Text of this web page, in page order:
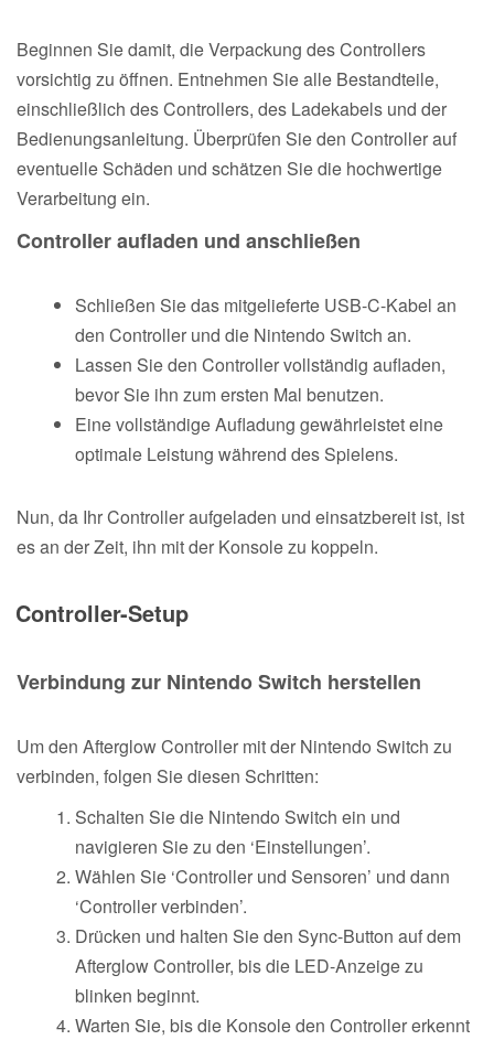
Beginnen Sie damit, die Verpackung des Controllers
vorsichtig zu öffnen. Entnehmen Sie alle Bestandteile,
einschließlich des Controllers, des Ladekabels und der
Bedienungsanleitung. Überprüfen Sie den Controller auf
eventuelle Schäden und schätzen Sie die hochwertige
Verarbeitung ein.
Controller aufladen und anschließen
Schließen Sie das mitgelieferte USB-C-Kabel an
den Controller und die Nintendo Switch an.
Lassen Sie den Controller vollständig aufladen,
bevor Sie ihn zum ersten Mal benutzen.
Eine vollständige Aufladung gewährleistet eine
optimale Leistung während des Spielens.
Nun, da Ihr Controller aufgeladen und einsatzbereit ist, ist
es an der Zeit, ihn mit der Konsole zu koppeln.
Controller-Setup
Verbindung zur Nintendo Switch herstellen
Um den Afterglow Controller mit der Nintendo Switch zu
verbinden, folgen Sie diesen Schritten:
Schalten Sie die Nintendo Switch ein und
navigieren Sie zu den ‘Einstellungen’.
Wählen Sie ‘Controller und Sensoren’ und dann
‘Controller verbinden’.
Drücken und halten Sie den Sync-Button auf dem
Afterglow Controller, bis die LED-Anzeige zu
blinken beginnt.
Warten Sie, bis die Konsole den Controller erkennt